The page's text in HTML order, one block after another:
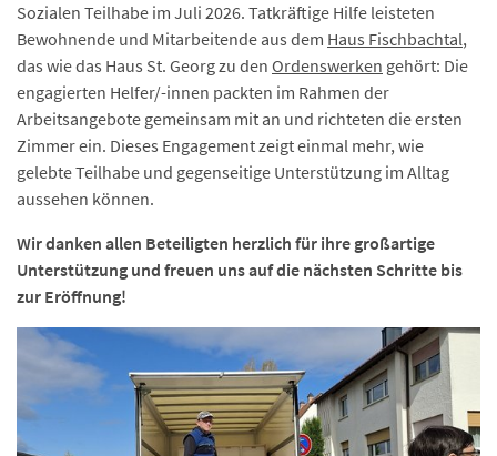
Sozialen Teilhabe im Juli 2026. Tatkräftige Hilfe leisteten
Bewohnende und Mitarbeitende aus dem Haus Fischbachtal,
das wie das Haus St. Georg zu den Ordenswerken gehört: Die
engagierten Helfer/-innen packten im Rahmen der
Arbeitsangebote gemeinsam mit an und richteten die ersten
Zimmer ein. Dieses Engagement zeigt einmal mehr, wie
gelebte Teilhabe und gegenseitige Unterstützung im Alltag
aussehen können.
Wir danken allen Beteiligten herzlich für ihre großartige
Unterstützung und freuen uns auf die nächsten Schritte bis
zur Eröffnung!